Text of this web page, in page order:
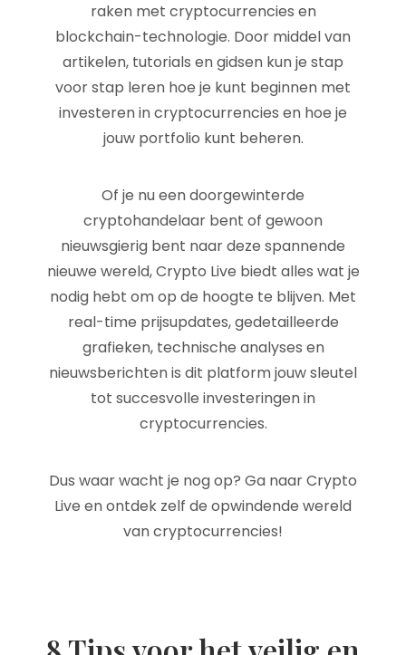
raken met cryptocurrencies en
blockchain-technologie. Door middel van
artikelen, tutorials en gidsen kun je stap
voor stap leren hoe je kunt beginnen met
investeren in cryptocurrencies en hoe je
jouw portfolio kunt beheren.
Of je nu een doorgewinterde
cryptohandelaar bent of gewoon
nieuwsgierig bent naar deze spannende
nieuwe wereld, Crypto Live biedt alles wat je
nodig hebt om op de hoogte te blijven. Met
real-time prijsupdates, gedetailleerde
grafieken, technische analyses en
nieuwsberichten is dit platform jouw sleutel
tot succesvolle investeringen in
cryptocurrencies.
Dus waar wacht je nog op? Ga naar Crypto
Live en ontdek zelf de opwindende wereld
van cryptocurrencies!